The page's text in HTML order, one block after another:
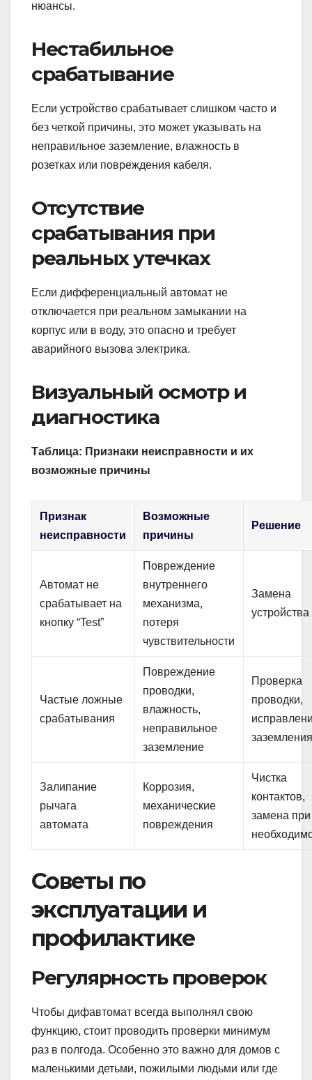
нюансы.
Нестабильное
срабатывание
Если устройство срабатывает слишком часто и
без четкой причины, это может указывать на
неправильное заземление, влажность в
розетках или повреждения кабеля.
Отсутствие
срабатывания при
реальных утечках
Если дифференциальный автомат не
отключается при реальном замыкании на
корпус или в воду, это опасно и требует
аварийного вызова электрика.
Визуальный осмотр и
диагностика
Таблица: Признаки неисправности и их
возможные причины
Признак
неисправности
Возможные
причины
Решение
Автомат не
срабатывает на
кнопку “Test”
Повреждение
внутреннего
механизма,
потеря
чувствительности
Замена
устройства
Частые ложные
срабатывания
Повреждение
проводки,
влажность,
неправильное
заземление
Проверка
проводки,
Залипание
рычага
автомата
Коррозия,
механические
повреждения
Чистка
контактов,
замена при
Советы по
эксплуатации и
профилактике
Регулярность проверок
Чтобы дифавтомат всегда выполнял свою
функцию, стоит проводить проверки минимум
раз в полгода. Особенно это важно для домов с
маленькими детьми, пожилыми людьми или где